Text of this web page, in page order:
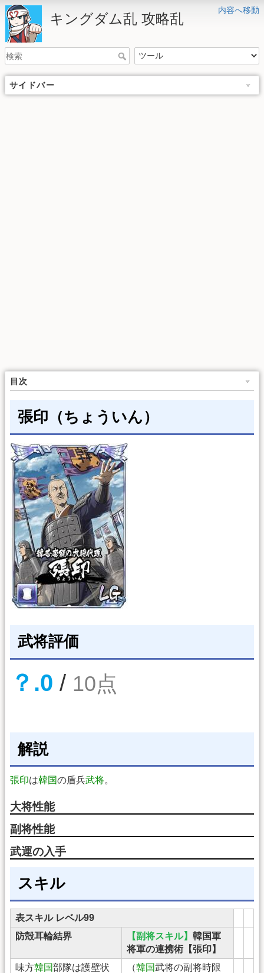
内容へ移動
キングダム乱 攻略乱
サイドバー
目次
張印（ちょういん）
武将評価
？.0 / 10点
解説
張印は韓国の盾兵武将。
大将性能
副将性能
武運の入手
スキル
表スキル レベル99
防殻耳輪結界
【副将スキル】 韓国軍
将軍の連携術【張印】
味方韓国部隊は護壁状
（韓国武将の副将時限